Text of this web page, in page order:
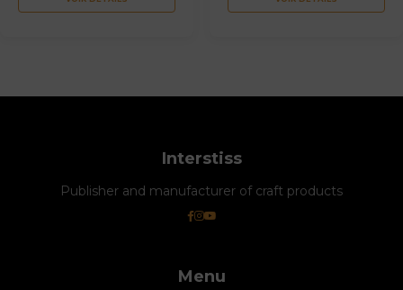
Interstiss
Publisher and manufacturer of craft products
Menu